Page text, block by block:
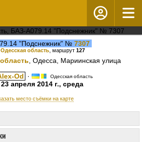
"Подснежник" № 7307
Одесская область , маршрут 127
, Одесса, Мариинская улица
Od · Одесская область
23 апреля 2014 г., среда
место съёмки на карте